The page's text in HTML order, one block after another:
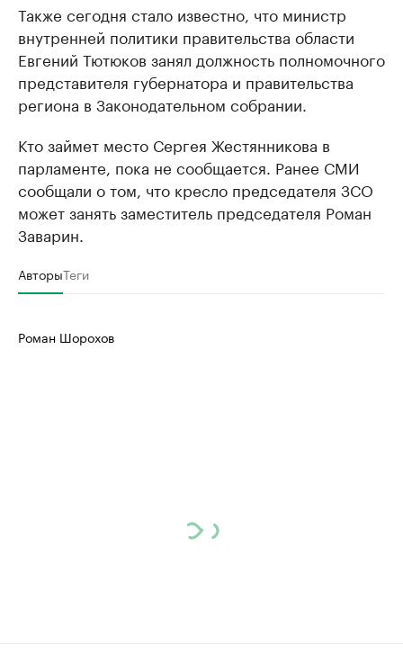
Также сегодня стало известно, что министр
внутренней политики правительства области
Евгений Тютюков занял должность полномочного
представителя губернатора и правительства
региона в Законодательном собрании.
Кто займет место Сергея Жестянникова в
парламенте, пока не сообщается. Ранее СМИ
сообщали о том, что кресло председателя ЗСО
может занять заместитель председателя Роман
Заварин.
АвторыТеги
Роман Шорохов